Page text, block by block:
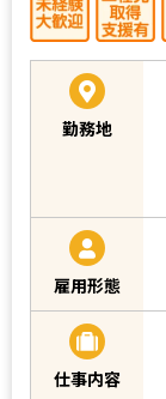
勤務地
雇用形態
仕事内容